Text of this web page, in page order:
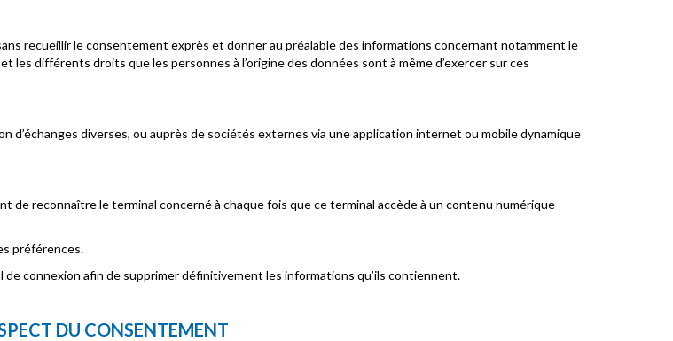
recueillir le consentement exprès et donner au préalable des informations concernant notamment le
différents droits que les personnes à l’origine des données sont à même d’exercer sur ces
d’échanges diverses, ou auprès de sociétés externes via une application internet ou mobile dynamique
reconnaître le terminal concerné à chaque fois que ce terminal accède à un contenu numérique
préférences.
connexion afin de supprimer définitivement les informations qu’ils contiennent.
DU CONSENTEMENT